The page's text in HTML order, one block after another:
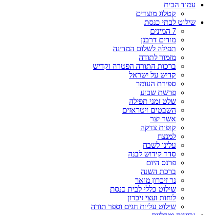
עמוד הבית
קטלוג מוצרים
שילוט לבתי כנסת
7 המינים
מודים דרבנן
תפילה לשלום המדינה
מזמור לתודה
ברכות התורה הפטרה וקדיש
קדיש על ישראל
ספירת העומר
פרשת שבוע
שלט זמני תפילה
השבטים ויטראזים
אשר יצר
קופות צדקה
למנצח
עלינו לשבח
סדר קידוש לבנה
פרנס היום
ברכת השנה
נר זיכרון מואר
שילוט כללי לבית כנסת
לוחות ועצי זיכרון
שילוט עליות חגים וספר תורה